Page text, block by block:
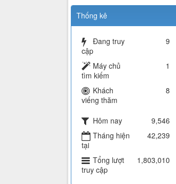
Thống kê
Đang truy
cập
9
Máy chủ
tìm kiếm
1
Khách
viếng thăm
8
Hôm nay
9,546
Tháng hiện
tại
42,239
Tổng lượt
truy cập
1,803,010